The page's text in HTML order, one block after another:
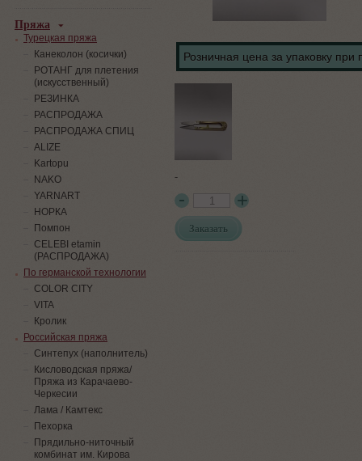
Розничная цена за упаковку при
-
Заказать
Пряжа
Турецкая пряжа
Канеколон (косички)
РОТАНГ для плетения
(искусственный)
PЕЗИНКА
РАСПРОДАЖА
РАСПРОДАЖА СПИЦ
ALIZE
Kartopu
NAKO
YARNART
НОРКА
Помпон
СELEBI etamin
(РАСПРОДАЖА)
По германской технологии
COLOR CITY
VITA
Кролик
Российская пряжа
Синтепух (наполнитель)
Кисловодская пряжа/
Пряжа из Карачаево-
Черкесии
Лама / Камтекс
Пехорка
Прядильно-ниточный
комбинат им. Кирова